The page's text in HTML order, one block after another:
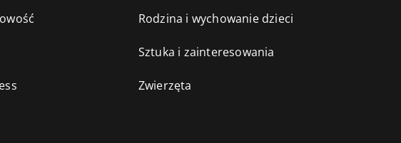
Rodzina i wychowanie dzieci
Sztuka i zainteresowania
Zwierzęta